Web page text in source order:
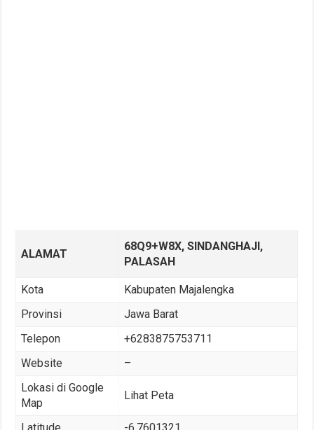
ALAMAT
68Q9+W8X, SINDANGHAJI,
PALASAH
Kota
Kabupaten Majalengka
Provinsi
Jawa Barat
Telepon
+6283875753711
Website
–
Lokasi di Google
Map
Lihat Peta